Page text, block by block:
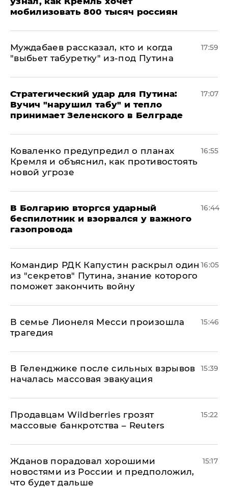
мобилизовать 800 тысяч россиян
Муждабаев рассказал, кто и когда
"выбьет табуретку" из-под Путина
17:59
Стратегический удар для Путина:
Вучич "нарушил табу" и тепло
принимает Зеленского в Белграде
17:07
Коваленко предупредил о планах
Кремля и объяснил, как противостоять
новой угрозе
16:55
В Болгарию вторгся ударный
беспилотник и взорвался у важного
газопровода
16:44
Командир РДК Капустин раскрыл один
из "секретов" Путина, знание которого
поможет закончить войну
16:05
В семье Лионеля Месси произошла
трагедия
15:46
В Геленджике после сильных взрывов
началась массовая эвакуация
15:39
Продавцам Wildberries грозят
массовые банкротства – Reuters
15:22
Жданов порадовал хорошими
новостями из России и предположил,
что будет дальше
15:17